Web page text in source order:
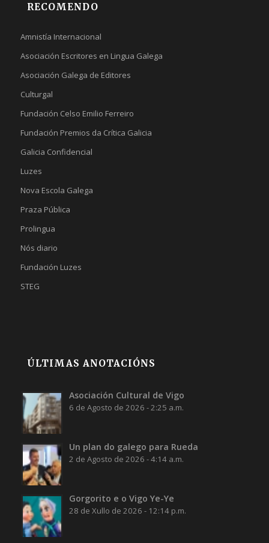
RECOMENDO
Amnistía Internacional
Asociación Escritores en Lingua Galega
Asociación Galega de Editores
Culturgal
Fundación Celso Emilio Ferreiro
Fundación Premios da Crítica Galicia
Galicia Confidencial
Luzes
Nova Escola Galega
Praza Pública
Prolingua
Nós diario
Fundación Luzes
STEG
ÚLTIMAS ANOTACIÓNS
Asociación Cultural de Vigo
6 de Agosto de 2026 - 2:25 a.m.
Un plan do galego para Rueda
2 de Agosto de 2026 - 4:14 a.m.
Gorgorito e o Vigo Ye-Ye
28 de Xullo de 2026 - 12:14 p.m.